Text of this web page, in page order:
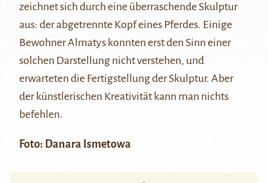
zeichnet sich durch eine überraschende Skulptur
aus: der abgetrennte Kopf eines Pferdes. Einige
Bewohner Almatys konnten erst den Sinn einer
solchen Darstellung nicht verstehen, und
erwarteten die Fertigstellung der Skulptur. Aber
der künstlerischen Kreativität kann man nichts
befehlen.
Foto: Danara Ismetowa